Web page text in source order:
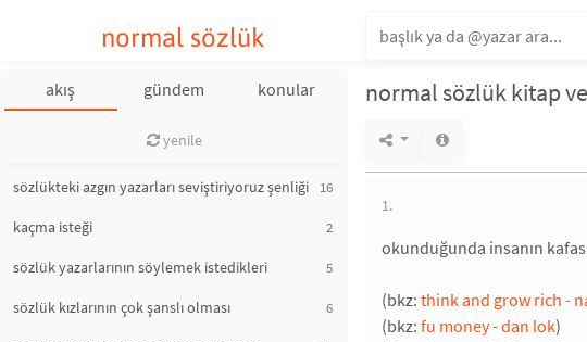
normal sözlük
akış gündem konular
yenile
sözlükteki azgın yazarları seviştiriyoruz şenliği 16
kaçma isteği 2
sözlük yazarlarının söylemek istedikleri 5
sözlük kızlarının çok şanslı olması 6
normal sözlük kitap
1.
okunduğunda insanın
(bkz: think and grow rich -
(bkz: fu money - dan lok)